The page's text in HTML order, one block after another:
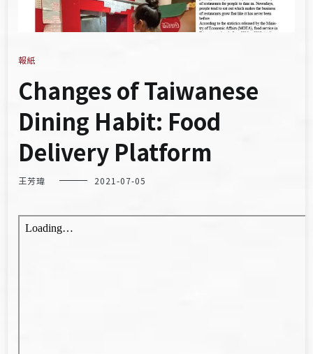
報紙
Changes of Taiwanese
Dining Habit: Food
Delivery Platform
王芳瑋 2021-07-05